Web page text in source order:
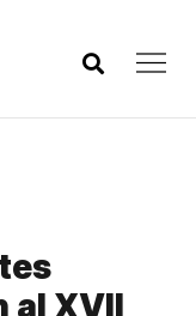
al XVII